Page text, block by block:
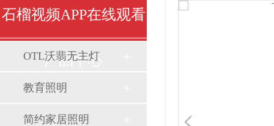
石榴视频APP在线观看
产品中心
OTL沃翡无主灯
教育照明
简约家居照明